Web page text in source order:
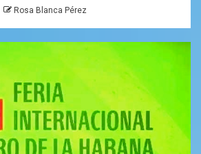
Rosa Blanca Pérez